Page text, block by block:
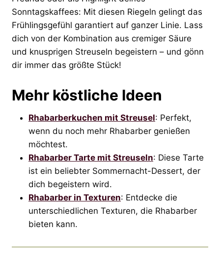
Sonntagskaffees: Mit diesen Riegeln gelingt das
Frühlingsgefühl garantiert auf ganzer Linie. Lass
dich von der Kombination aus cremiger Säure
und knusprigen Streuseln begeistern – und gönn
dir immer das größte Stück!
Mehr köstliche Ideen
Rhabarberkuchen mit Streusel: Perfekt,
wenn du noch mehr Rhabarber genießen
möchtest.
Rhabarber Tarte mit Streuseln: Diese Tarte
ist ein beliebter Sommernacht-Dessert, der
dich begeistern wird.
Rhabarber in Texturen: Entdecke die
unterschiedlichen Texturen, die Rhabarber
bieten kann.